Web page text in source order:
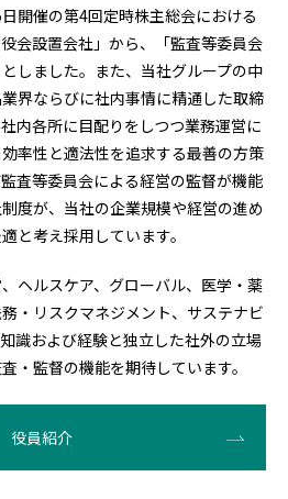
開催の第4回定時株主総会における
会設置会社」から、「監査等委員会
しました。また、当社グループの中
界ならびに社内事情に精通した取締
内各所に目配りをしつつ業務運営に
率性と適法性を追求する最善の方策
査等委員会による経営の監督が機能
度が、当社の企業規模や経営の進め
と考え採用しています。
ヘルスケア、グローバル、医学・薬
・リスクマネジメント、サステナビ
識および経験と独立した社外の立場
・監督の機能を期待しています。
役員紹介